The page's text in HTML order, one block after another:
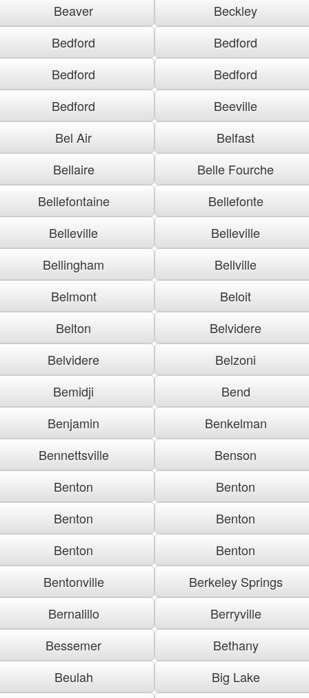
Beaver
Beckley
Bedford
Bedford
Bedford
Bedford
Bedford
Beeville
Bel Air
Belfast
Bellaire
Belle Fourche
Bellefontaine
Bellefonte
Belleville
Belleville
Bellingham
Bellville
Belmont
Beloit
Belton
Belvidere
Belvidere
Belzoni
Bemidji
Bend
Benjamin
Benkelman
Bennettsville
Benson
Benton
Benton
Benton
Benton
Benton
Benton
Bentonville
Berkeley Springs
Bernalillo
Berryville
Bessemer
Bethany
Beulah
Big Lake